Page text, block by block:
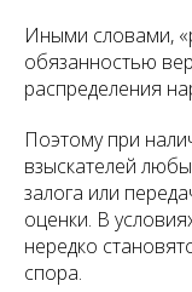
Иными словами,
обязанностью
распределения
Поэтому при
взыскателей
залога или
оценки. В
нередко
спора.